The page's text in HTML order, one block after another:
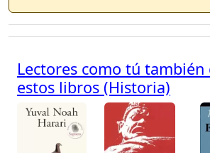
Lectores como tú
estos libros (Historia)